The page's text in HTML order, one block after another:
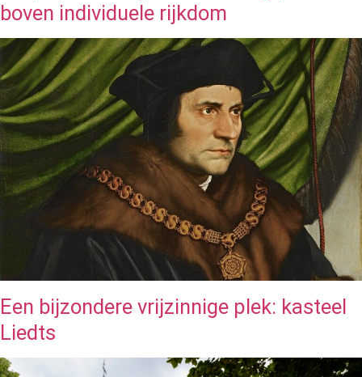
boven individuele rijkdom
Een bijzondere vrijzinnige plek: kasteel
Liedts